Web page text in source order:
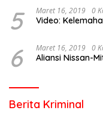
5 Maret 16, 2019 0
Video:
6 Maret 16, 2019 0
Aliansi Nissan-
Berita Kriminal